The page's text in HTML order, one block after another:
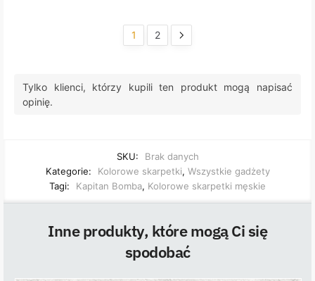
1 2
Tylko klienci, którzy kupili ten produkt mogą napisać
opinię.
SKU:
Brak danych
Kategorie:
Kolorowe skarpetki, Wszystkie gadżety
Tagi:
Kapitan Bomba, Kolorowe skarpetki męskie
Inne produkty, które mogą Ci się
spodobać